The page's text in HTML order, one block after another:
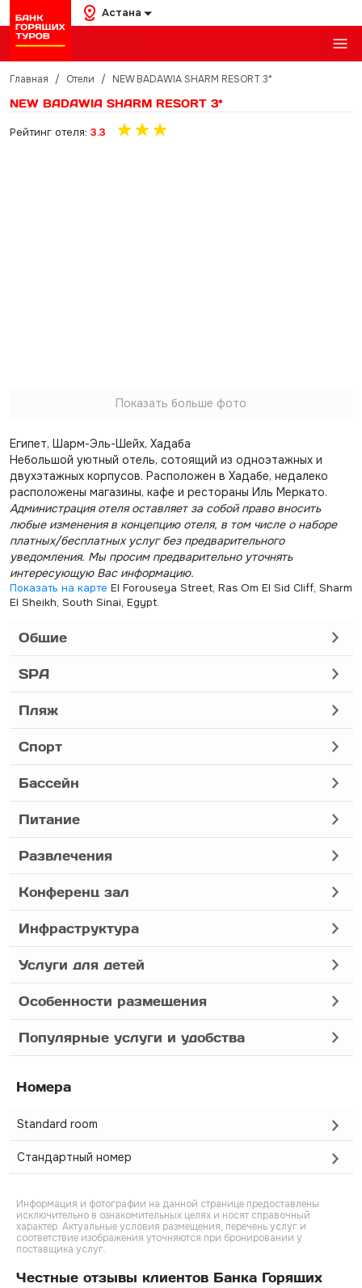
Астана
Главная / Отели / NEW BADAWIA SHARM RESORT 3*
NEW BADAWIA SHARM RESORT 3*
Рейтинг отеля: 3.3
Показать больше фото
Египет, Шарм-Эль-Шейх, Хадаба
Небольшой уютный отель, сотоящий из одноэтажных и
двухэтажных корпусов. Расположен в Хадабе, недалеко
расположены магазины, кафе и рестораны Иль Меркато.
Администрация отеля оставляет за собой право вносить
любые изменения в концепцию отеля, в том числе о наборе
платных/бесплатных услуг без предварительного
уведомления. Мы просим предварительно уточнять
интересующую Вас информацию.
Показать на карте El Forouseya Street, Ras Om El Sid Cliff, Sharm
El Sheikh, South Sinai, Egypt.
Общие
SPA
Пляж
Спорт
Бассейн
Питание
Развлечения
Конференц зал
Инфраструктура
Услуги для детей
Особенности размещения
Популярные услуги и удобства
Номера
Standard room
Стандартный номер
Информация и фотографии на данной странице предоставлены
исключительно в ознакомительных целях и носят справочный
характер. Актуальные условия размещения, перечень услуг и
соответствие изображения уточняются при бронировании у
поставщика услуг.
Честные отзывы клиентов Банка Горящих